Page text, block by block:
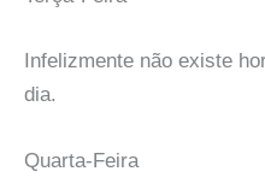
Infelizmente não existe
dia.
Quarta-Feira